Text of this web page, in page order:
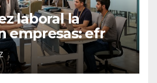
laboral la
empresas: efr